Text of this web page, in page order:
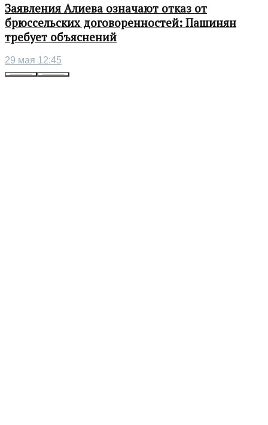
Заявления Алиева означают отказ от
брюссельских договоренностей: Пашинян
требует объяснений
29 мая 12:45